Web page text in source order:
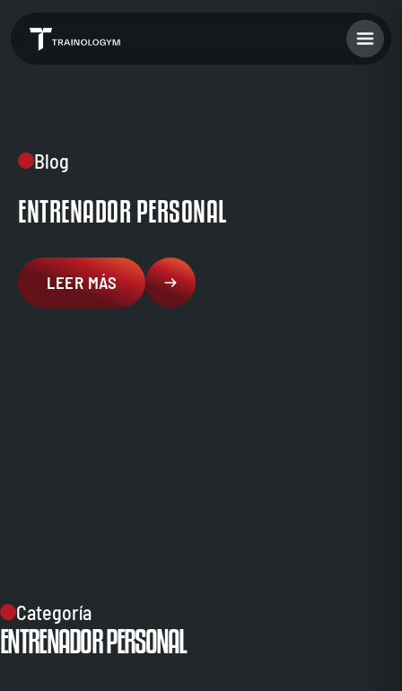
Blog
ENTRENADOR PERSONAL
LEER MÁS
Categoría
ENTRENADOR PERSONAL